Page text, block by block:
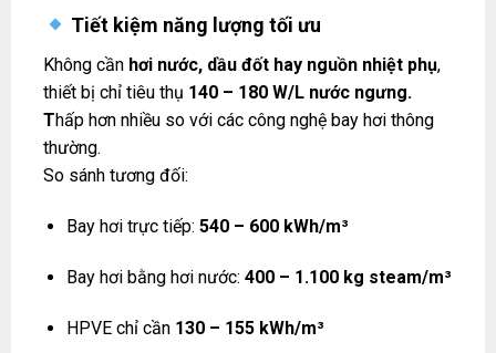
Tiết kiệm năng lượng tối ưu
Không cần hơi nước, dầu đốt hay nguồn nhiệt phụ,
thiết bị chỉ tiêu thụ 140 – 180 W/L nước ngưng.
Thấp hơn nhiều so với các công nghệ bay hơi thông
thường.
So sánh tương đối:
Bay hơi trực tiếp:540 – 600 kWh/m³
Bay hơi bằng hơi nước:400 – 1.100 kg steam/m³
HPVE chỉ cần 130 – 155 kWh/m³